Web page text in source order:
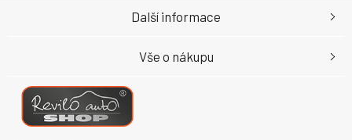
Další informace
Vše o nákupu